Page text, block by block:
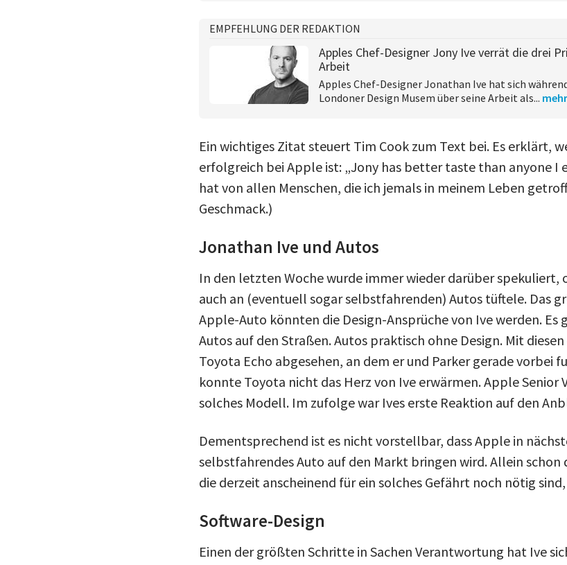
EMPFEHLUNG DER REDAKTION
Apples Chef-Designer Jony Ive verrät die drei
Arbeit
Apples Chef-Designer Jonathan Ive hat sich
Londoner Design Musem über seine Arbeit als... mehr
Ein wichtiges Zitat steuert Tim Cook zum Text bei. Es erklärt,
erfolgreich bei Apple ist: „Jony has better taste than anyone I
hat von allen Menschen, die ich jemals in meinem Leben
Geschmack.)
Jonathan Ive und Autos
In den letzten Woche wurde immer wieder darüber
auch an (eventuell sogar selbstfahrenden) Autos tüftele. Das
Apple-Auto könnten die Design-Ansprüche von Ive werden. Es
Autos auf den Straßen. Autos praktisch ohne Design. Mit
Toyota Echo abgesehen, an dem er und Parker gerade vorbei
konnte Toyota nicht das Herz von Ive erwärmen. Apple Senior
solches Modell. Im zufolge war Ives erste Reaktion auf den
Dementsprechend ist es nicht vorstellbar, dass Apple in
selbstfahrendes Auto auf den Markt bringen wird. Allein schon
die derzeit anscheinend für ein solches Gefährt noch nötig
Software-Design
Einen der größten Schritte in Sachen Verantwortung hat Ive